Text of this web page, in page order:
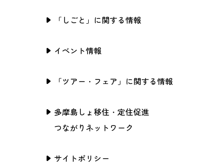
「しごと」に関する情報
イベント情報
「ツアー・フェア」に関する情報
多摩島しょ移住・定住促進
つながりネットワーク
サイトポリシー